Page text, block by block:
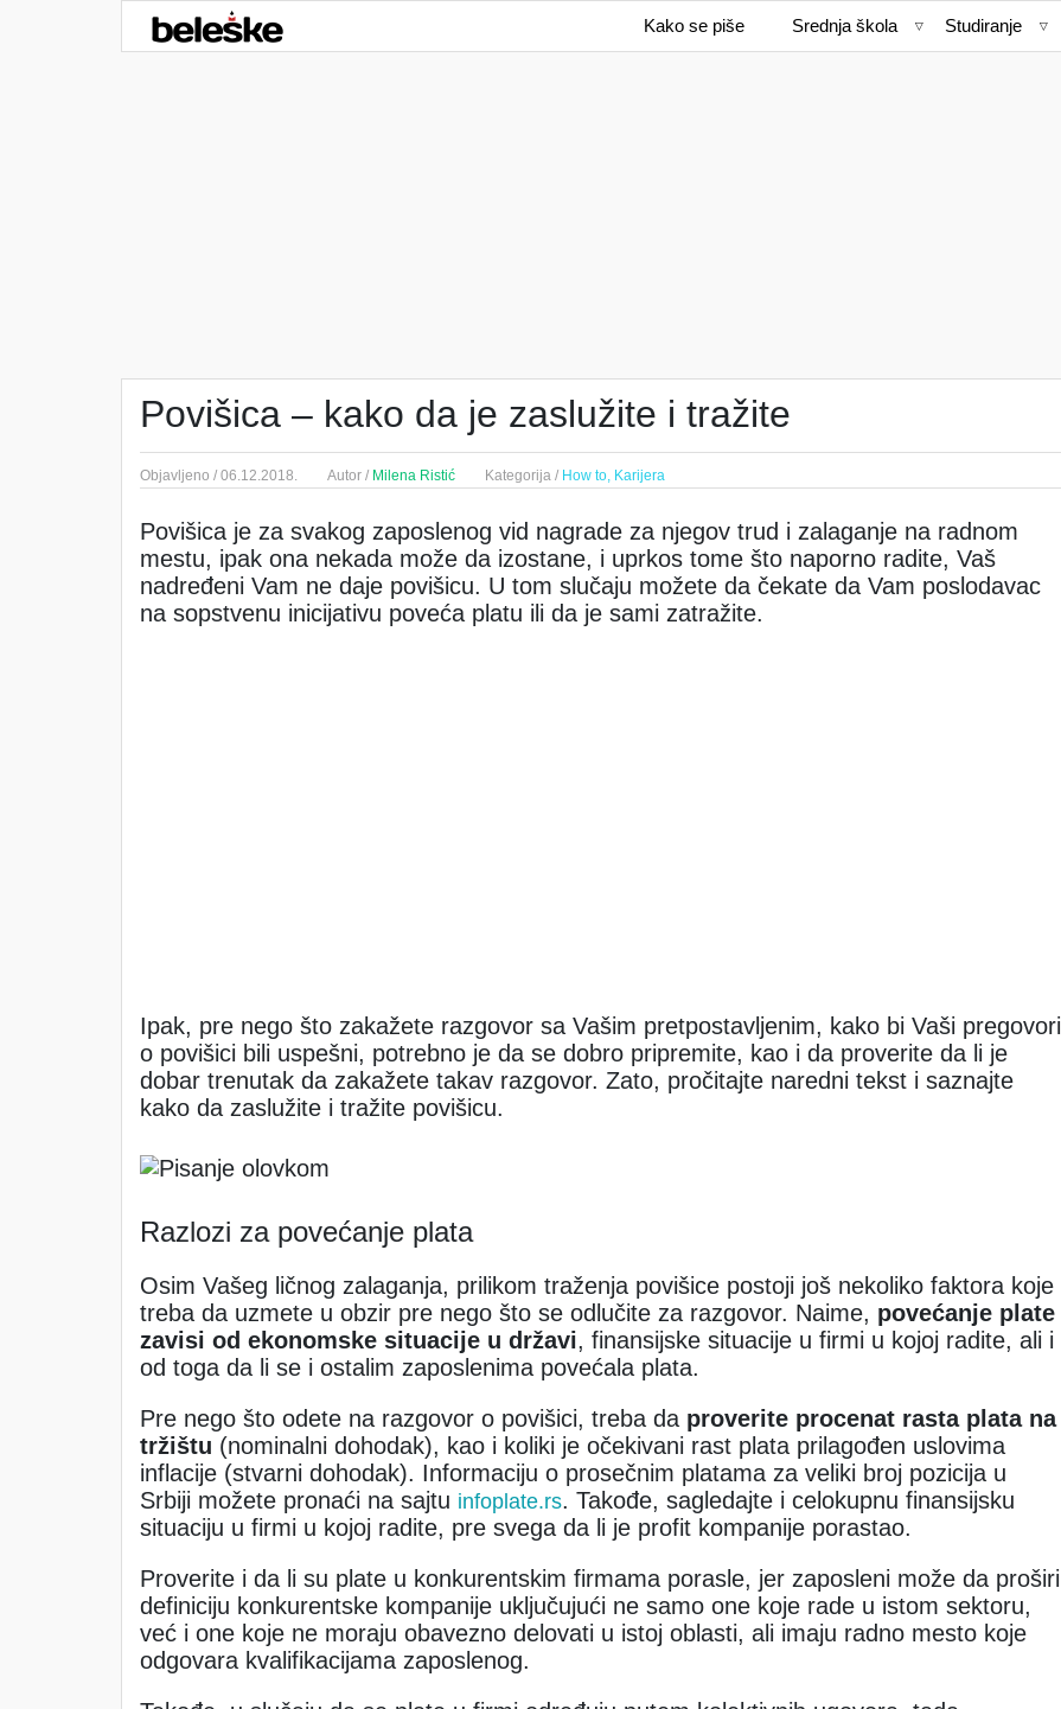
Kako se piše Srednja škola Studiranje
Povišica – kako da je zaslužite i tražite
Objavljeno / 06.12.2018. Autor / Milena Ristić Kategorija / How to, Karijera
Povišica je za svakog zaposlenog vid nagrade za njegov trud i zalaganje na radnom
mestu, ipak ona nekada može da izostane, i uprkos tome što naporno radite, Vaš
nadređeni Vam ne daje povišicu. U tom slučaju možete da čekate da Vam poslodavac
na sopstvenu inicijativu poveća platu ili da je sami zatražite.
Ipak, pre nego što zakažete razgovor sa Vašim pretpostavljenim, kako bi Vaši pregovori
o povišici bili uspešni, potrebno je da se dobro pripremite, kao i da proverite da li je
dobar trenutak da zakažete takav razgovor. Zato, pročitajte naredni tekst i saznajte
kako da zaslužite i tražite povišicu.
Razlozi za povećanje plata
Osim Vašeg ličnog zalaganja, prilikom traženja povišice postoji još nekoliko faktora koje
treba da uzmete u obzir pre nego što se odlučite za razgovor. Naime, povećanje plate
zavisi od ekonomske situacije u državi, finansijske situacije u firmi u kojoj radite, ali i
od toga da li se i ostalim zaposlenima povećala plata.
Pre nego što odete na razgovor o povišici, treba da proverite procenat rasta plata na
tržištu (nominalni dohodak), kao i koliki je očekivani rast plata prilagođen uslovima
inflacije (stvarni dohodak). Informaciju o prosečnim platama za veliki broj pozicija u
Srbiji možete pronaći na sajtu infoplate.rs. Takođe, sagledajte i celokupnu finansijsku
situaciju u firmi u kojoj radite, pre svega da li je profit kompanije porastao.
Proverite i da li su plate u konkurentskim firmama porasle, jer zaposleni može da proširi
definiciju konkurentske kompanije uključujući ne samo one koje rade u istom sektoru,
već i one koje ne moraju obavezno delovati u istoj oblasti, ali imaju radno mesto koje
odgovara kvalifikacijama zaposlenog.